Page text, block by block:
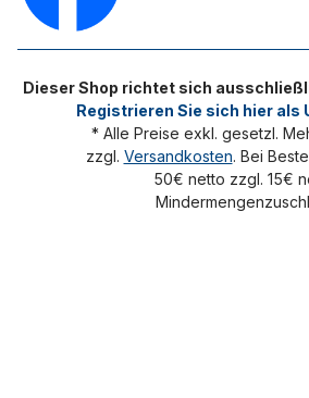
Dieser Shop richtet sich
Registrieren Sie sich hier als
* Alle Preise exkl. gesetzl.
zzgl. Versandkosten. Bei
50€ netto zzgl. 15€